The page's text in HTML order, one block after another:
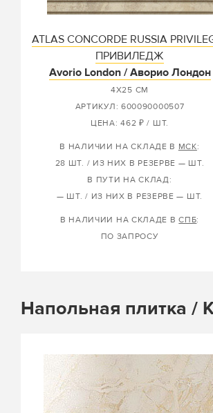
ATLAS CONCORDE RUSSIA
ПРИВИЛЕДЖ
Avorio London / Аворио Лондон
4X25 СМ
АРТИКУЛ: 600090000507
ЦЕНА: 462 ₽ / ШТ.
В НАЛИЧИИ НА СКЛАДЕ В МСК:
28 ШТ. / ИЗ НИХ В РЕЗЕРВЕ — ШТ.
В ПУТИ НА СКЛАД:
— ШТ. / ИЗ НИХ В РЕЗЕРВЕ — ШТ.
В НАЛИЧИИ НА СКЛАДЕ ВСПБ:
ПО ЗАПРОСУ
Напольная плитка /